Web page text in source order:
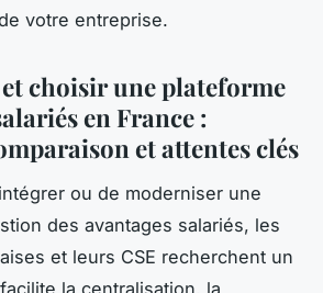
votre entreprise.
choisir une plateforme
en France :
et attentes clés
ou de moderniser une
des avantages salariés, les
et leurs CSE recherchent un
la centralisation, la